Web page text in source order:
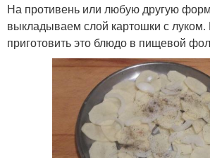
На противень или любую другую
выкладываем слой картошки с
приготовить это блюдо в пищевой